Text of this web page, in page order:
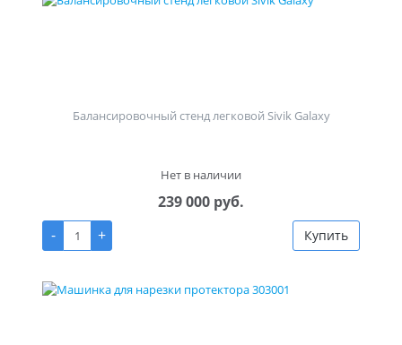
Балансировочный стенд легковой Sivik Galaxy
Нет в наличии
239 000 руб.
-
+ Купить